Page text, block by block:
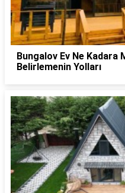
Bungalov Ev Ne Kadara
Belirlemenin Yolları